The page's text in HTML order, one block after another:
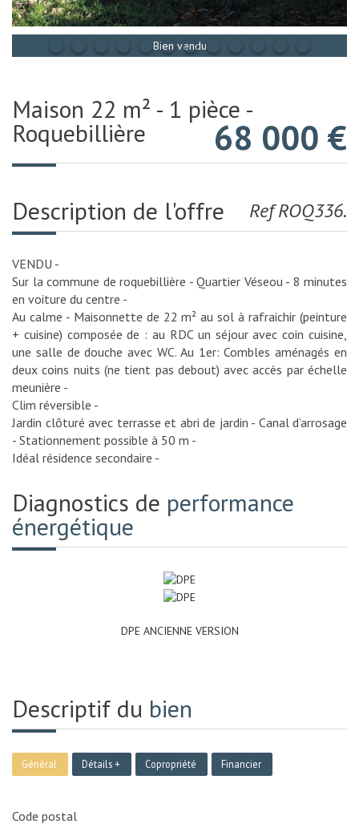
Bien vendu
Maison 22 m² - 1 pièce -
Roquebillière 68 000 €
Description de l'offre Ref ROQ336.
VENDU -
Sur la commune de roquebillière - Quartier Véseou - 8 minutes
en voiture du centre -
Au calme - Maisonnette de 22 m² au sol à rafraichir (peinture
+ cuisine) composée de : au RDC un séjour avec coin cuisine,
une salle de douche avec WC. Au 1er: Combles aménagés en
deux coins nuits (ne tient pas debout) avec accès par échelle
meunière -
Clim réversible -
Jardin clôturé avec terrasse et abri de jardin - Canal d’arrosage
- Stationnement possible à 50 m -
Idéal résidence secondaire -
Diagnostics de performance
énergétique
DPE ANCIENNE VERSION
Descriptif du bien
Général Détails + Copropriété Financier
Code postal